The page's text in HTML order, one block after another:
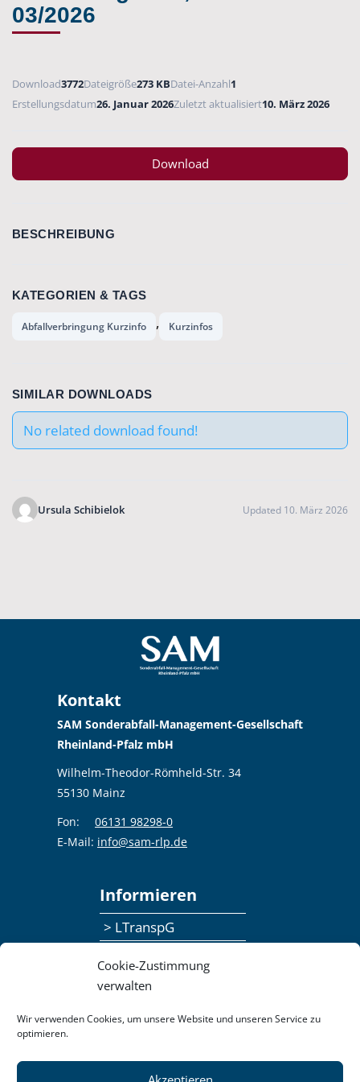
Cookie-Zustimmung
verwalten
Wir verwenden Cookies, um unsere Website und unseren Service zu
optimieren.
03/2026
Download3772Dateigröße273 KBDatei-Anzahl1
Erstellungsdatum26. Januar 2026Zuletzt aktualisiert10. März 2026
Download
BESCHREIBUNG
KATEGORIEN & TAGS
Abfallverbringung Kurzinfo , Kurzinfos
SIMILAR DOWNLOADS
No related download found!
Ursula Schibielok Updated 10. März 2026
Kontakt
SAM Sonderabfall-Management-Gesellschaft
Rheinland-Pfalz mbH
Wilhelm-Theodor-Römheld-Str. 34
55130 Mainz
Fon:
06131 98298-0
E-Mail: info@sam-rlp.de
Informieren
> LTranspG
> Publikationen